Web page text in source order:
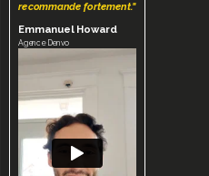
recommande fortement."
Emmanuel Howard
Agence Denvo